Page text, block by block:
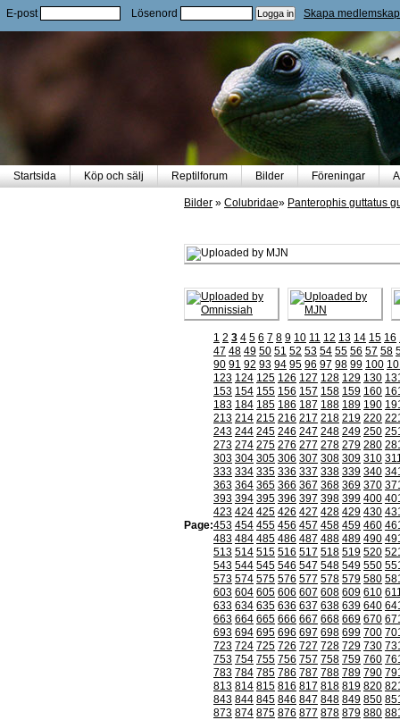
E-post Lösenord Skapa medlemskap
Startsida Köp och sälj Reptilforum Bilder Föreningar
Bilder » Colubridae» Panterophis guttatus
Page:
1 2 3 4 5 6 7 8 9 10 11 12 13 14 15 16
47 48 49 50 51 52 53 54 55 56 57 58
90 91 92 93 94 95 96 97 98 99 100
123 124 125 126 127 128 129 130
153 154 155 156 157 158 159 160
183 184 185 186 187 188 189 190
213 214 215 216 217 218 219 220
243 244 245 246 247 248 249 250
273 274 275 276 277 278 279 280
303 304 305 306 307 308 309 310
333 334 335 336 337 338 339 340
363 364 365 366 367 368 369 370
393 394 395 396 397 398 399 400
423 424 425 426 427 428 429 430
453 454 455 456 457 458 459 460
483 484 485 486 487 488 489 490
513 514 515 516 517 518 519 520
543 544 545 546 547 548 549 550
573 574 575 576 577 578 579 580
603 604 605 606 607 608 609 610
633 634 635 636 637 638 639 640
663 664 665 666 667 668 669 670
693 694 695 696 697 698 699 700
723 724 725 726 727 728 729 730
753 754 755 756 757 758 759 760
783 784 785 786 787 788 789 790
813 814 815 816 817 818 819 820
843 844 845 846 847 848 849 850
873 874 875 876 877 878 879 880